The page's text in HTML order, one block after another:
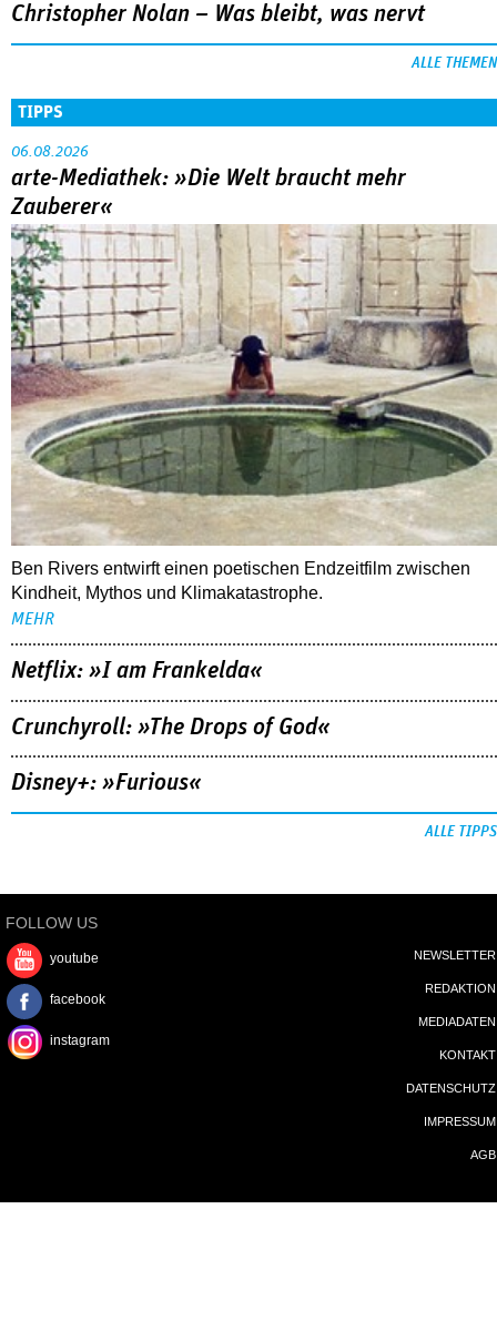
Christopher Nolan – Was bleibt, was nervt
ALLE THEMEN
TIPPS
06.08.2026
arte-Mediathek: »Die Welt braucht mehr
Zauberer«
Ben Rivers entwirft einen poetischen Endzeitfilm zwischen
Kindheit, Mythos und Klimakatastrophe.
MEHR
Netflix: »I am Frankelda«
Crunchyroll: »The Drops of God«
Disney+: »Furious«
ALLE TIPPS
FOLLOW US
youtube
facebook
instagram
NEWSLETTER
REDAKTION
MEDIADATEN
KONTAKT
DATENSCHUTZ
IMPRESSUM
AGB